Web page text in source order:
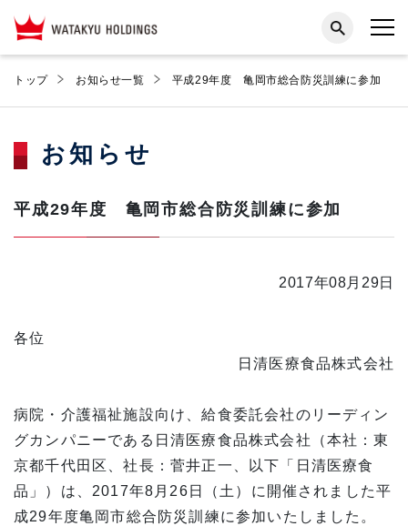
トップ お知らせ一覧 平成29年度 亀岡市総合防災訓練に参加
お知らせ
平成29年度 亀岡市総合防災訓練に参加
2017年08月29日
各位
日清医療食品株式会社
病院・介護福祉施設向け、給食委託会社のリーディン
グカンパニーである日清医療食品株式会社（本社：東
京都千代田区、社長：菅井正一、以下「日清医療食
品」）は、2017年8月26日（土）に開催されました平
成29年度亀岡市総合防災訓練に参加いたしました。